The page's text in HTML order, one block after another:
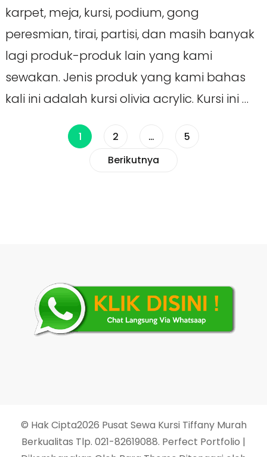
karpet, meja, kursi, podium, gong
peresmian, tirai, partisi, dan masih banyak
lagi produk-produk lain yang kami
sewakan. Jenis produk yang kami bahas
kali ini adalah kursi olivia acrylic. Kursi ini …
Paginasi
Halaman
1 Halaman
2 … Halaman
5
Berikutnya
© Hak Cipta2026 Pusat Sewa Kursi Tiffany Murah
Berkualitas Tlp. 021-82619088. Perfect Portfolio |